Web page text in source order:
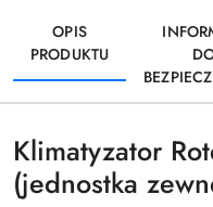
OPIS
PRODUKTU
Klimatyzator
(jednostka